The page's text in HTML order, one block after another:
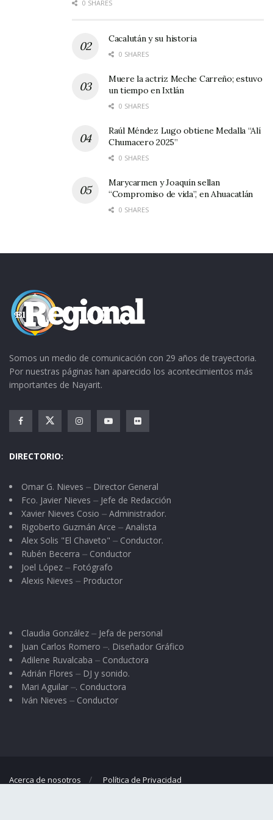
También hay expectación por ver al rejoneador
–y no a la portuguesa como estamos
A las 12 del mediodía es el sorteo; pero desde
las dos de la tarde se abrirán las puertas de la
0 SHARES
Cacalután y su historia
0 SHARES
Muere la actriz Meche Carreño; estuvo
un tiempo en Ixtlán
0 SHARES
Raúl Méndez Lugo obtiene Medalla “Alí
Chumacero 2025”
0 SHARES
Marycarmen y Joaquín sellan
“Compromiso de vida”, en Ahuacatlán
0 SHARES
Somos un medio de comunicación con 29 años de trayectoria.
Por nuestras páginas han aparecido los acontecimientos más
importantes de Nayarit.
DIRECTORIO:
Omar G. Nieves ⏤ Director General
Fco. Javier Nieves ⏤ Jefe de Redacción
Xavier Nieves Cosio ⏤ Administrador.
Rigoberto Guzmán Arce ⏤ Analista
Alex Solis "El Chaveto" ⏤ Conductor.
Rubén Becerra ⏤ Conductor
Joel López ⏤ Fotógrafo
Alexis Nieves ⏤ Productor
Claudia González ⏤ Jefa de personal
Juan Carlos Romero ⏤. Diseñador Gráfico
Adilene Ruvalcaba ⏤ Conductora
Adrián Flores ⏤ DJ y sonido.
Mari Aguilar ⏤. Conductora
Iván Nieves ⏤ Conductor
Acerca de nosotros Política de Privacidad